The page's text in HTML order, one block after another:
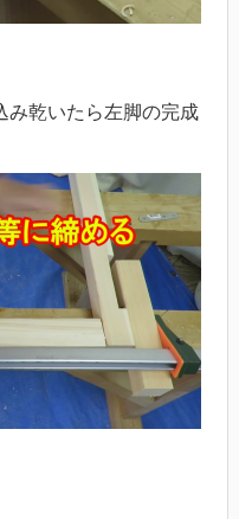
み乾いたら左脚の完成